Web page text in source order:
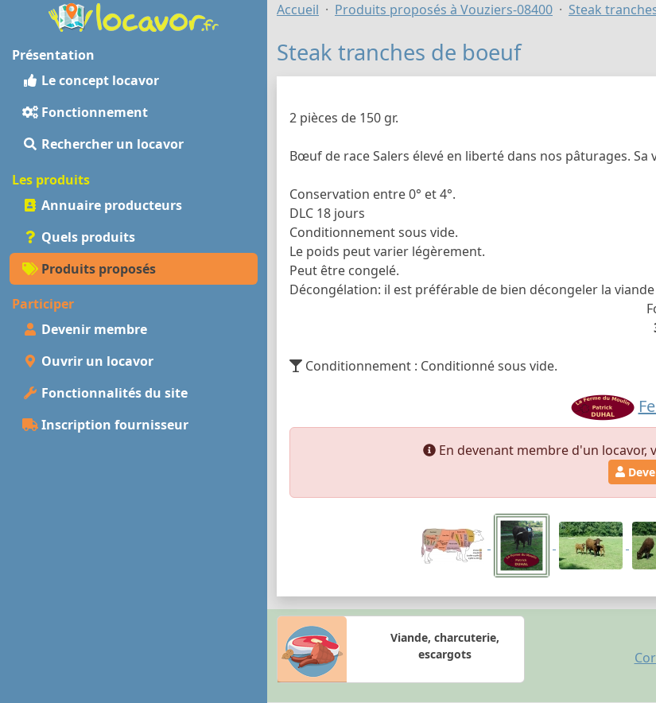
Présentation
Le concept locavor
Fonctionnement
Rechercher un locavor
Les produits
Annuaire producteurs
Quels produits
Produits proposés
Participer
Devenir membre
Ouvrir un locavor
Fonctionnalités du site
Inscription fournisseur
Accueil Produits proposés à Vouziers-08400 Steak
Steak tranches de boeuf
2 pièces de 150 gr.
Bœuf de race Salers élevé en liberté dans nos pâturages. Sa
Conservation entre 0° et 4°.
DLC 18 jours
Conditionnement sous vide.
Le poids peut varier légèrement.
Peut être congelé.
Décongélation: il est préférable de bien décongeler la
Conditionnement : Conditionné sous vide.
En devenant membre d'un locavor,
Viande, charcuterie,
escargots